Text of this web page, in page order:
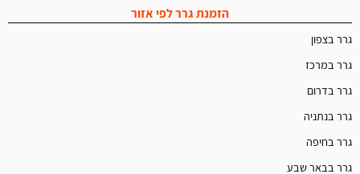
הזמנת גרר לפי אזור
גרר בצפון
גרר במרכז
גרר בדרום
גרר בנתניה
גרר בחיפה
גרר בבאר שבע